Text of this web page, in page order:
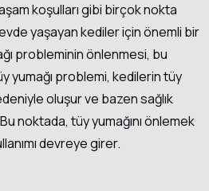
koşulları gibi birçok nokta
yaşayan kediler için önemli bir
probleminin önlenmesi, bu
yumağı problemi, kedilerin tüy
oluşur ve bazen sağlık
noktada, tüy yumağını önlemek
devreye girer.